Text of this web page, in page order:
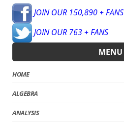
JOIN OUR 150,890 + FANS
JOIN OUR 763 + FANS
MENU
HOME
ALGEBRA
ANALYSIS